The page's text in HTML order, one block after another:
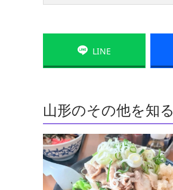
LINE
山形のその他を知る